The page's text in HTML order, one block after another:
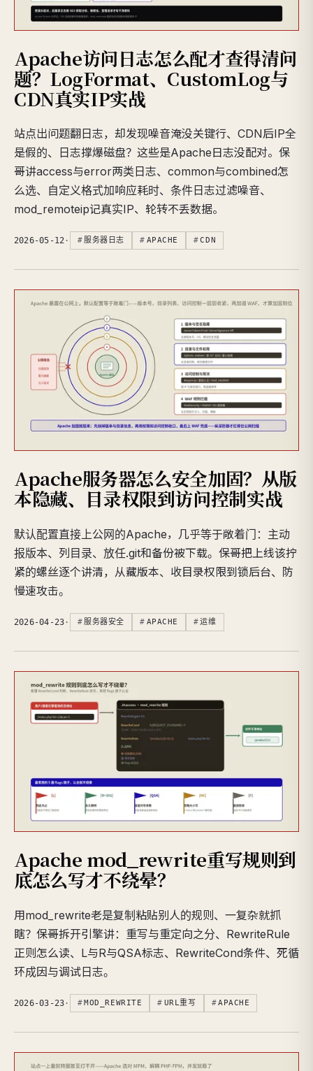
Apache访问日志怎么配才查得清问
题？LogFormat、CustomLog与
CDN真实IP实战
站点出问题翻日志，却发现噪音淹没关键行、CDN后IP全
是假的、日志撑爆磁盘？这些是Apache日志没配对。保
哥讲access与error两类日志、common与combined怎
么选、自定义格式加响应耗时、条件日志过滤噪音、
mod_remoteip记真实IP、轮转不丢数据。
2026-05-12 · 服务器日志 APACHE CDN
Apache服务器怎么安全加固？从版
本隐藏、目录权限到访问控制实战
默认配置直接上公网的Apache，几乎等于敞着门：主动
报版本、列目录、放任.git和备份被下载。保哥把上线该拧
紧的螺丝逐个讲清，从藏版本、收目录权限到锁后台、防
慢速攻击。
2026-04-23 · 服务器安全 APACHE 运维
Apache mod_rewrite重写规则到
底怎么写才不绕晕？
用mod_rewrite老是复制粘贴别人的规则、一复杂就抓
瞎？保哥拆开引擎讲：重写与重定向之分、RewriteRule
正则怎么读、L与R与QSA标志、RewriteCond条件、死循
环成因与调试日志。
2026-03-23 · MOD_REWRITE URL重写 APACHE